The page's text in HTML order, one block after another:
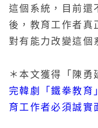
這個系統，目前還
後，教育工作者真
對有能力改變這個
＊本文獲得「陳勇
完韓劇「鐵拳教
育工作者必須誠實